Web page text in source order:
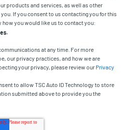
products and services, as well as other
If you consent to us contacting you for this
you would like us to contact you:
at any time. For more
our privacy practices, and how we are
your privacy, please review our Privacy
to allow TSC Auto ID Technology to store
submitted above to provide you the